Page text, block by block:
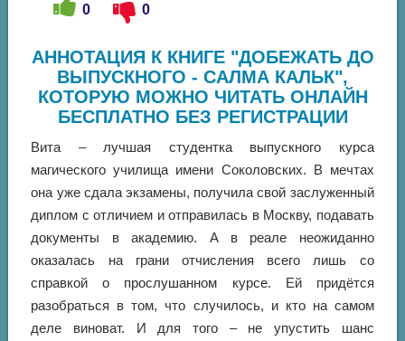
0 0
АННОТАЦИЯ К КНИГЕ "ДОБЕЖАТЬ ДО
ВЫПУСКНОГО - САЛМА КАЛЬК",
КОТОРУЮ МОЖНО ЧИТАТЬ ОНЛАЙН
БЕСПЛАТНО БЕЗ РЕГИСТРАЦИИ
Вита – лучшая студентка выпускного курса
магического училища имени Соколовских. В мечтах
она уже сдала экзамены, получила свой заслуженный
диплом с отличием и отправилась в Москву, подавать
документы в академию. А в реале неожиданно
оказалась на грани отчисления всего лишь со
справкой о прослушанном курсе. Ей придётся
разобраться в том, что случилось, и кто на самом
деле виноват. И для того – не упустить шанс